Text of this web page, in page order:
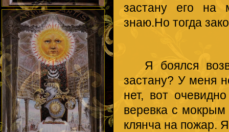
застану его на
знаю.Но тогда
Я боялся
застану? У меня
нет, вот
веревка с
клянча на пожар.